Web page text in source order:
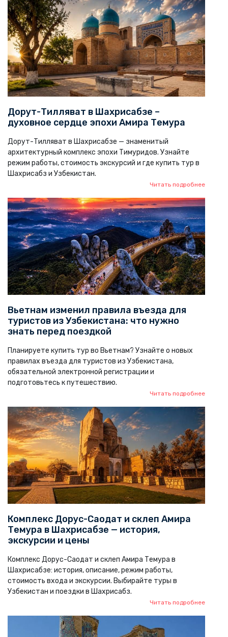
Дорут-Тилляват в Шахрисабзе –
духовное сердце эпохи Амира Темура
Дорут-Тилляват в Шахрисабзе — знаменитый
архитектурный комплекс эпохи Тимуридов. Узнайте
режим работы, стоимость экскурсий и где купить тур в
Шахрисабз и Узбекистан.
Читать подробнее
Вьетнам изменил правила въезда для
туристов из Узбекистана: что нужно
знать перед поездкой
Планируете купить тур во Вьетнам? Узнайте о новых
правилах въезда для туристов из Узбекистана,
обязательной электронной регистрации и
подготовьтесь к путешествию.
Читать подробнее
Комплекс Дорус-Саодат и склеп Амира
Темура в Шахрисабзе — история,
экскурсии и цены
Комплекс Дорус-Саодат и склеп Амира Темура в
Шахрисабзе: история, описание, режим работы,
стоимость входа и экскурсии. Выбирайте туры в
Узбекистан и поездки в Шахрисабз.
Читать подробнее